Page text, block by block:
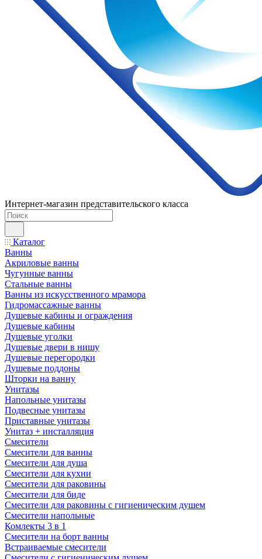
Интернет-магазин представительского класса
Каталог
Ванны
Акриловые ванны
Чугунные ванны
Стальные ванны
Ванны из искусственного мрамора
Гидромассажные ванны
Душевые кабины и ограждения
Душевые кабины
Душевые уголки
Душевые двери в нишу
Душевые перегородки
Душевые поддоны
Шторки на ванну
Унитазы
Напольные унитазы
Подвесные унитазы
Приставные унитазы
Унитаз + инсталляция
Смесители
Смесители для ванны
Смесители для душа
Смесители для кухни
Смесители для раковины
Смесители для биде
Смесители для раковины с гигиеническим душем
Смесители напольные
Комлекты 3 в 1
Смесители на борт ванны
Встраиваемые смесители